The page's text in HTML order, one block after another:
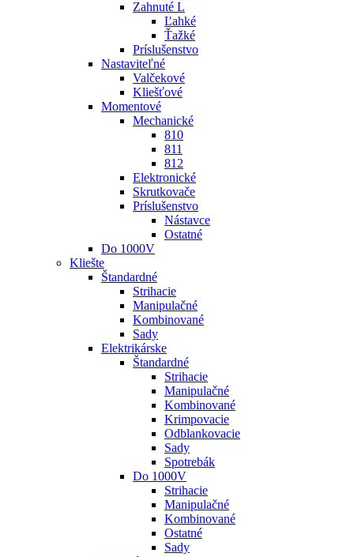
Zahnuté L
Ľahké
Ťažké
Príslušenstvo
Nastaviteľné
Valčekové
Kliešťové
Momentové
Mechanické
810
811
812
Elektronické
Skrutkovače
Príslušenstvo
Nástavce
Ostatné
Do 1000V
Kliešte
Štandardné
Strihacie
Manipulačné
Kombinované
Sady
Elektrikárske
Štandardné
Strihacie
Manipulačné
Kombinované
Krimpovacie
Odblankovacie
Sady
Spotrebák
Do 1000V
Strihacie
Manipulačné
Kombinované
Ostatné
Sady